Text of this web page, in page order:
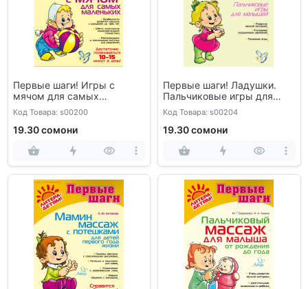
Первые шаги! Игры с
мячом для самых
маленьких
Код Товара: s00200
19.30 сомони
Первые шаги! Ладушки.
Пальчиковые игры для
малышей
Код Товара: s00204
19.30 сомони